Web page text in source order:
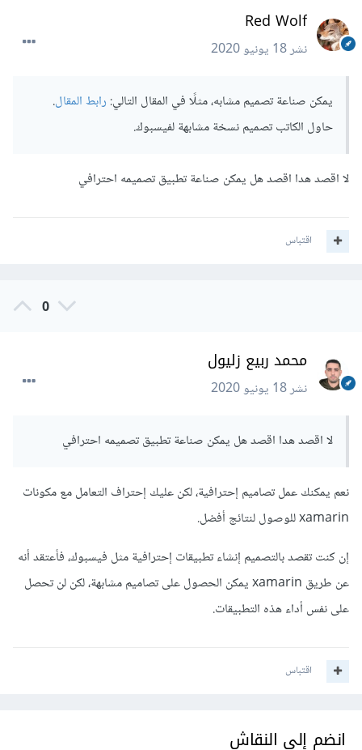
Red Wolf
نشر18 يونيو 2020
يمكن صناعة تصميم مشابه، مثلًا في المقال التالي: رابط المقال.
حاول الكاتب تصميم نسخة مشابهة لفيسبوك.
لا اقصد هدا اقصد هل يمكن صناعة تطبيق تصميمه احترافي
اقتباس
0
محمد ربيع زليول
نشر18 يونيو 2020
لا اقصد هدا اقصد هل يمكن صناعة تطبيق تصميمه احترافي
نعم يمكنك عمل تصاميم إحترافية، لكن عليك إحتراف التعامل مع مكونات
xamarin للوصول لنتائج أفضل.
إن كنت تقصد بالتصميم إنشاء تطبيقات إحترافية مثل فيسبوك، فأعتقد أنه
عن طريق xamarin يمكن الحصول على تصاميم مشابهة، لكن لن تحصل
على نفس أداء هذه التطبيقات.
اقتباس
انضم إلى النقاش